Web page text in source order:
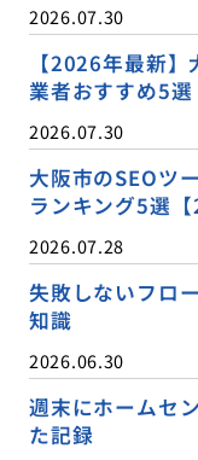
2026.07.30
【2026年最新
業者おすすめ5
2026.07.30
大阪市のSEOツ
ランキング5選【
2026.07.28
失敗しないフロ
知識
2026.06.30
週末にホームセ
た記録